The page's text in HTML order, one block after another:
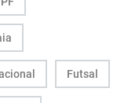
Futsal